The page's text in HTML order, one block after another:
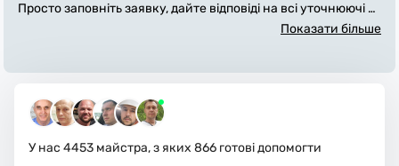
Просто заповніть заявку, дайте відповіді на всі уточнюючі за
питання по «заміна підшипника в пральній машині». Ми з
али. Виконавці стежать за чистотою та прибирають робоче
місце.
Показати більше
У нас 4453 майстра, з яких 866 готові допомогти